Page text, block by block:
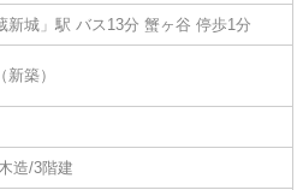
新城」駅 バス13分 蟹ヶ谷 停歩1分
築）
造/3階建